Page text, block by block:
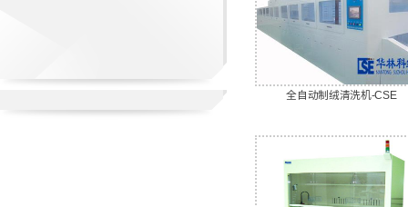
全自动制绒清洗机-CSE